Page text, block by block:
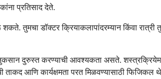
प्रतिसाद देते.
तुमचा डॉक्टर क्रियाकलापांदरम्यान किंवा रात्री
नुकसान दुरुस्त करण्याची आवश्यकता असते.
आणि कार्यक्षमता परत मिळवण्यासाठी फिजिकल